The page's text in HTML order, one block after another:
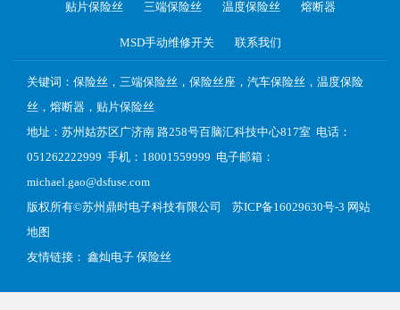
贴片保险丝 三端保险丝 温度保险丝 熔断器
MSD手动维修开关 联系我们
关键词：保险丝，三端保险丝，保险丝座，汽车保险丝，温度保险
丝，熔断器，贴片保险丝
地址：苏州姑苏区广济南 路258号百脑汇科技中心817室 电话：
051262222999 手机：18001559999 电子邮箱：
michael.gao@dsfuse.com
版权所有©苏州鼎时电子科技有限公司 苏ICP备16029630号-3 网站
地图
友情链接： 鑫灿电子 保险丝